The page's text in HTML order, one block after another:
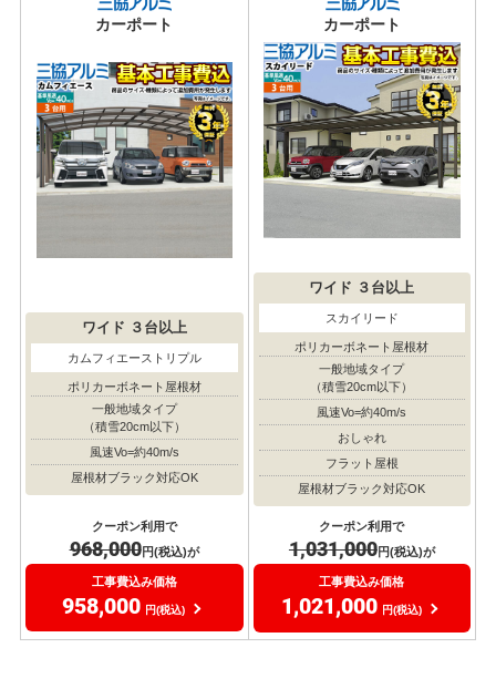
カーポート
ワイド ３台以上
カムフィエーストリプル
ポリカーボネート屋根材
一般地域タイプ
（積雪20cm以下）
風速Vo=約40m/s
屋根材ブラック対応OK
クーポン利用で
968,000円(税込)が
工事費込み価格
958,000 円(税込)
カーポート
ワイド ３台以上
スカイリード
ポリカーボネート屋根材
一般地域タイプ
（積雪20cm以下）
風速Vo=約40m/s
おしゃれ
フラット屋根
屋根材ブラック対応OK
クーポン利用で
1,031,000円(税込)が
工事費込み価格
1,021,000 円(税込)